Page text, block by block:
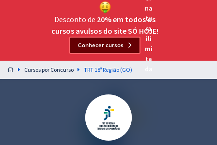
Assinatura OAB Até Passar
Acesso ilimitado a toda preparação para o Exame da
Preparação completa e intensiva para as principais
residências em saúde do Brasil
Desconto de 20% em todos os
cursos avulsos do site SÓ HOJE!
Conhecer cursos
Cursos por Concurso TRT 18ª Região (GO)